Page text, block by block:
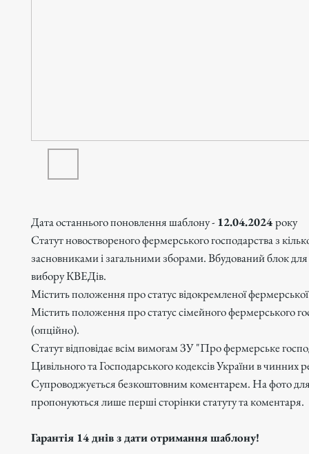
Дата останнього поновлення шаблону - 12.04.2024року
Статут новоствореного фермерського господарства з
засновниками і загальними зборами. Вбудований блок
вибору КВЕДів.
Містить положення про статус відокремленої
Містить положення про статус сімейного фермерського
(опційно).
Статут відповідає всім вимогам ЗУ "Про фермерське
Цивільного та Господарського кодексів України в чинних
Супроводжується безкоштовним коментарем. На фото
пропонуються лише перші сторінки статуту та коментаря.
Гарантія 14 днів з дати отримання шаблону!